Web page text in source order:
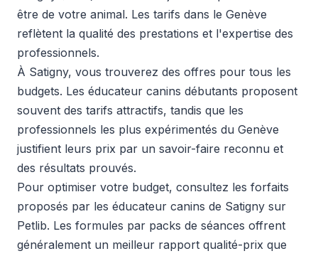
être de votre animal. Les tarifs dans le Genève
reflètent la qualité des prestations et l'expertise des
professionnels.
À Satigny, vous trouverez des offres pour tous les
budgets. Les éducateur canins débutants proposent
souvent des tarifs attractifs, tandis que les
professionnels les plus expérimentés du Genève
justifient leurs prix par un savoir-faire reconnu et
des résultats prouvés.
Pour optimiser votre budget, consultez les forfaits
proposés par les éducateur canins de Satigny sur
Petlib. Les formules par packs de séances offrent
généralement un meilleur rapport qualité-prix que